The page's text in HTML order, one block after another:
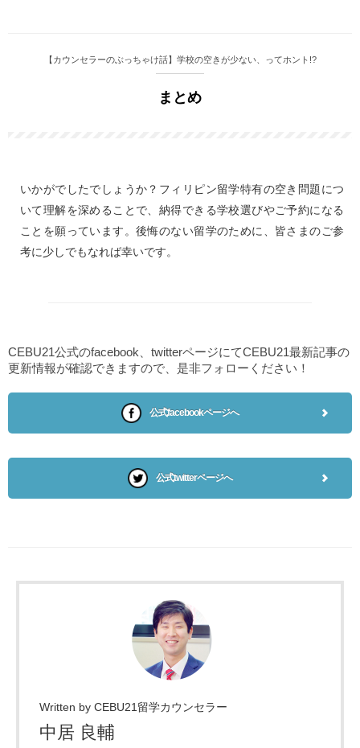
【カウンセラーのぶっちゃけ話】学校の空きが少ない、ってホント!?
まとめ
いかがでしたでしょうか？フィリピン留学特有の空き問題につ
いて理解を深めることで、納得できる学校選びやご予約になる
ことを願っています。後悔のない留学のために、皆さまのご参
考に少しでもなれば幸いです。
CEBU21公式のfacebook、twitterページにてCEBU21最新記事の
更新情報が確認できますので、是非フォローください！
公式facebookページへ
公式twitterページへ
Written by CEBU21留学カウンセラー
中居 良輔